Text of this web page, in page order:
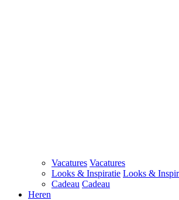
Vacatures Vacatures
Looks & Inspiratie Looks &
Cadeau Cadeau
Heren